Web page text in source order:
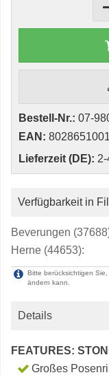
Bestell-Nr.: 07-
EAN:
Lieferzeit (DE):
Verfügbarkeit in
Beverungen
Herne (44653):
Bitte berücksichtigen
ändern kann.
Details
FEATURES:
Großes